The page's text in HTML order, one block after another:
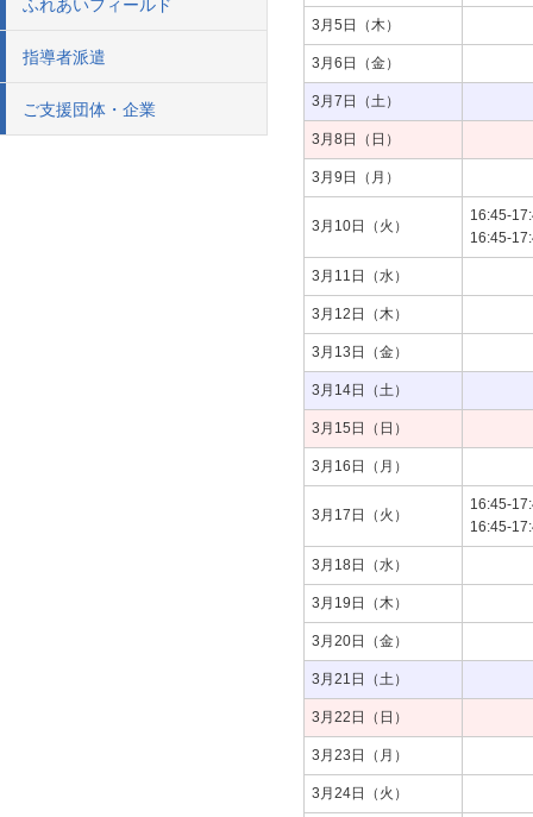
ふれあいフィールド
指導者派遣
ご支援団体・企業
3月5日（木）
3月6日（金）
3月7日（土）
3月8日（日）
3月9日（月）
3月10日（火）
16:45-
16:45-
3月11日（水）
3月12日（木）
3月13日（金）
3月14日（土）
3月15日（日）
3月16日（月）
3月17日（火）
16:45-
16:45-
3月18日（水）
3月19日（木）
3月20日（金）
3月21日（土）
3月22日（日）
3月23日（月）
3月24日（火）